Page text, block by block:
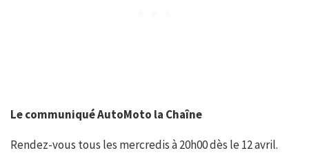
Le communiqué AutoMoto la Chaîne
Rendez-vous tous les mercredis à 20h00 dès le 12 avril.